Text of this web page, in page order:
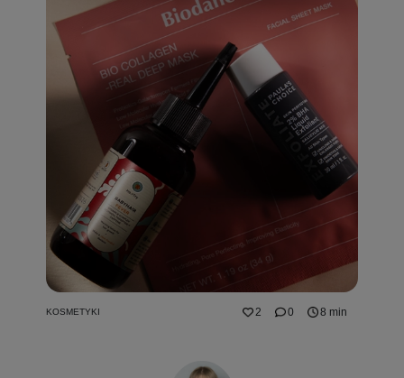
KOSMETYKI 2 0 8 min